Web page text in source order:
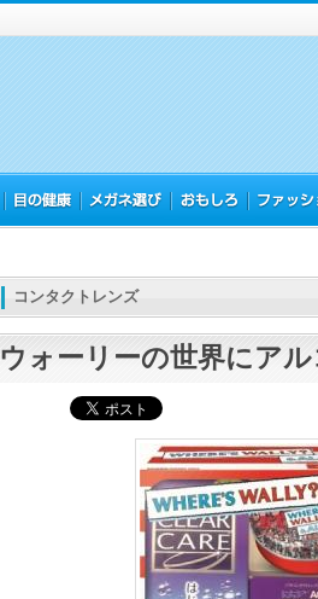
コンタクトレンズ
ウォーリーの世界にアル